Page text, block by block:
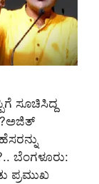
ಸೂಚಿಸಿದ್ದ
ಬೆಂಗಳೂರು:
ಪ್ರಮುಖ